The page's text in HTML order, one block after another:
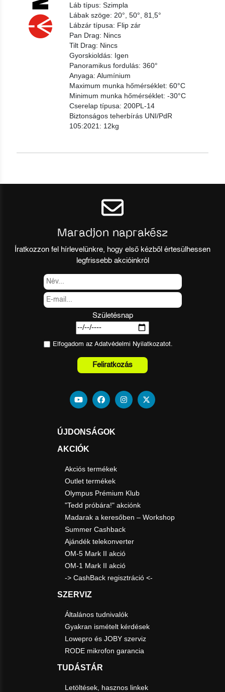
Láb típus: Szimpla
Lábak szöge: 20°, 50°, 81,5°
Lábzár típusa: Flip zár
Pan Drag: Nincs
Tilt Drag: Nincs
Gyorskioldás: Igen
Panoramikus fordulás: 360°
Anyaga: Alumínium
Maximum munka hőmérséklet: 60°C
Minimum munka hőmérséklet: -30°C
Cserelap típusa: 200PL-14
Biztonságos teherbírás UNI/PdR
105:2021: 12kg
Maradjon naprakész
Íratkozzon fel hírlevelünkre, hogy első kézből értesülhessen
legfrissebb akcióinkról
Születésnap
Elfogadom az Adatvédelmi Nyilatkozatot.
Feliratkozás
ÚJDONSÁGOK
AKCIÓK
Akciós termékek
Outlet termékek
Olympus Prémium Klub
"Tedd próbára!" akciónk
Madarak a keresőben – Workshop
Summer Cashback
Ajándék telekonverter
OM-5 Mark II akció
OM-1 Mark II akció
-> CashBack regisztráció <-
SZERVIZ
Általános tudnivalók
Gyakran ismételt kérdések
Lowepro és JOBY szerviz
RODE mikrofon garancia
TUDÁSTÁR
Letöltések, hasznos linkek